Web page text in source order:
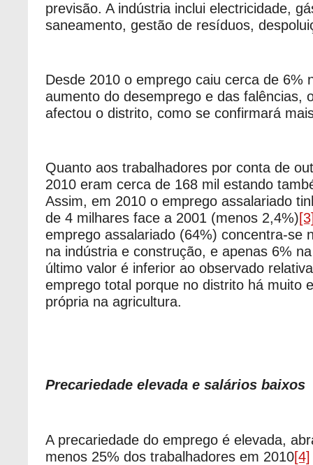
previsão. A indústria inclui electricidade,
saneamento, gestão de resíduos,
Desde 2010 o emprego caiu cerca de 6%
aumento do desemprego e das falências,
afectou o distrito, como se confirmará
Quanto aos trabalhadores por conta de
2010 eram cerca de 168 mil estando
Assim, em 2010 o emprego assalariado
de 4 milhares face a 2001 (menos 2,4%)
emprego assalariado (64%) concentra-se
na indústria e construção, e apenas 6%
último valor é inferior ao observado
emprego total porque no distrito há muito
própria na agricultura.
Precariedade elevada e salários baixos
A precariedade do emprego é elevada,
menos 25% dos trabalhadores em 2010[4]